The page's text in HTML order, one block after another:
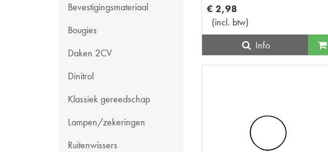
Bevestigingsmateriaal
Bougies
Daken 2CV
Dinitrol
Klassiek gereedschap
Lampen/zekeringen
Ruitenwissers
€ 2,98
(incl. btw)
Info